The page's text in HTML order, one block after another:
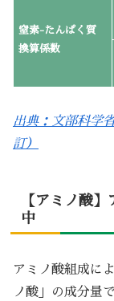
窒素-たんぱく質
換算係数
出典：文部科学
訂）
【アミノ酸
中
アミノ酸組成に
ノ酸」の成分量で